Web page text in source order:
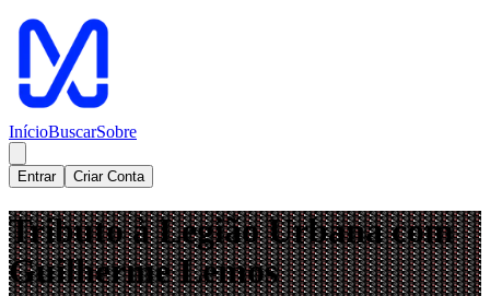
InícioBuscarSobre
Entrar Criar Conta
Tributo à Legião Urbana com
Guilherme Lemos